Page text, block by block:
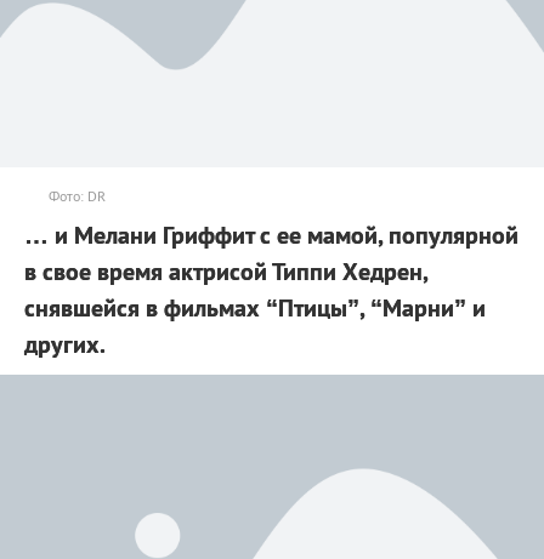
Фото: DR
… и Мелани Гриффит с ее мамой, популярной
в свое время актрисой Типпи Хедрен,
снявшейся в фильмах “Птицы”, “Марни” и
других.